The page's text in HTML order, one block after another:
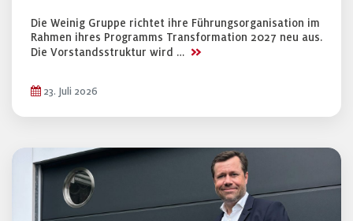
Die Weinig Gruppe richtet ihre Führungsorganisation im
Rahmen ihres Programms Transformation 2027 neu aus.
Die Vorstandsstruktur wird … >>
23. Juli 2026